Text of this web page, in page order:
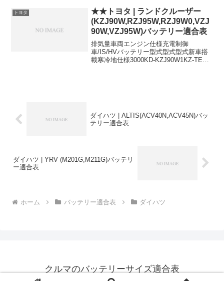
660LA-JD1E07...
トヨタ
★★トヨタ | ランドクルーザー
(KZJ90W,RZJ95W,RZJ9W0,VZJ
90W,VZJ95W)バッテリー適合表
排気量車両エンジン仕様充電制御
車/IS/HVバッテリー型式型式型式新車搭
載寒冷地仕様3000KD-KZJ90W1KZ-TEイ
ダイハツ | ALTIS(ACV40N,ACV45N)バッ
テリー適合表
ダイハツ | YRV (M201G,M211G)バッテリ
ー適合表
ホーム バッテリー適合表 ダイハツ
クルマのバッテリーサイズ適合表